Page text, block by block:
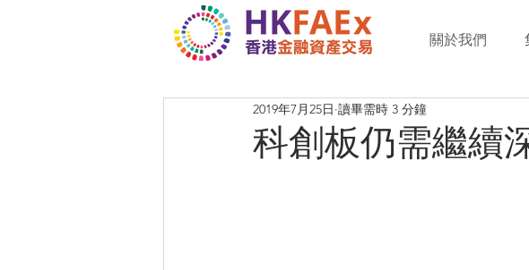
關於我們
科創板仍需繼續
2019年7月25日 讀畢需時 3 分鐘